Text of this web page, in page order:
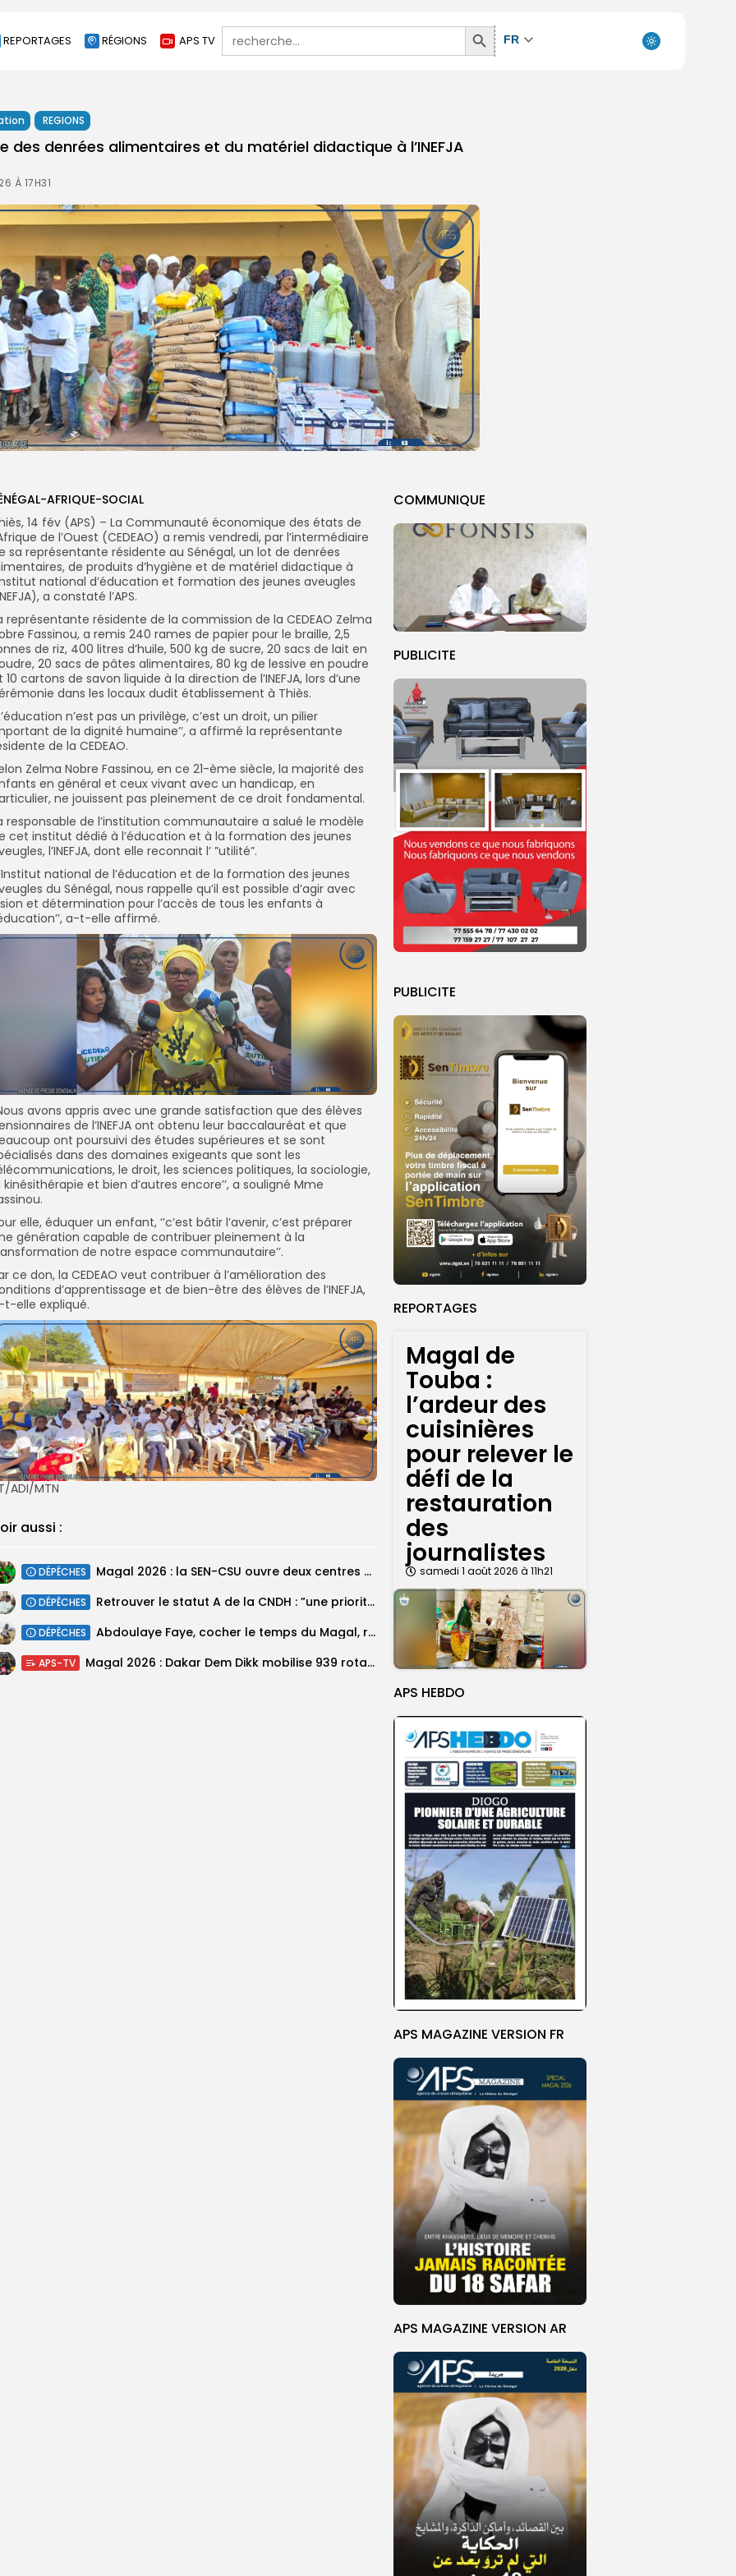
REPORTAGES RÉGIONS APS TV
Search
for:
Search
Button
FR
REGIONS
des denrées alimentaires et du matériel didactique à l’INEFJA
À 17H31
COMMUNIQUE
PUBLICITE
PUBLICITE
REPORTAGES
Magal de
Touba :
l’ardeur des
cuisinières
pour relever le
défi de la
restauration
des
journalistes
samedi 1 août 2026 à 11h21
APS HEBDO
APS MAGAZINE VERSION FR
APS MAGAZINE VERSION AR
AFRIQUE-SOCIAL
14 fév (APS) – La Communauté économique des états de
de l’Ouest (CEDEAO) a remis vendredi, par l’intermédiaire
sa représentante résidente au Sénégal, un lot de denrées
de produits d’hygiène et de matériel didactique à
national d’éducation et formation des jeunes aveugles
a constaté l’APS.
représentante résidente de la commission de la CEDEAO Zelma
Fassinou, a remis 240 rames de papier pour le braille, 2,5
de riz, 400 litres d’huile, 500 kg de sucre, 20 sacs de lait en
20 sacs de pâtes alimentaires, 80 kg de lessive en poudre
10 cartons de savon liquide à la direction de l’INEFJA, lors d’une
dans les locaux dudit établissement à Thiès.
n’est pas un privilège, c’est un droit, un pilier
de la dignité humaine’’, a affirmé la représentante
de la CEDEAO.
Zelma Nobre Fassinou, en ce 21-ème siècle, la majorité des
en général et ceux vivant avec un handicap, en
ne jouissent pas pleinement de ce droit fondamental.
responsable de l’institution communautaire a salué le modèle
cet institut dédié à l’éducation et à la formation des jeunes
l’INEFJA, dont elle reconnait l’ ”utilité”.
national de l’éducation et de la formation des jeunes
du Sénégal, nous rappelle qu’il est possible d’agir avec
et détermination pour l’accès de tous les enfants à
a-t-elle affirmé.
avons appris avec une grande satisfaction que des élèves
de l’INEFJA ont obtenu leur baccalauréat et que
ont poursuivi des études supérieures et se sont
dans des domaines exigeants que sont les
le droit, les sciences politiques, la sociologie,
kinésithérapie et bien d’autres encore’’, a souligné Mme
elle, éduquer un enfant, ‘’c’est bâtir l’avenir, c’est préparer
génération capable de contribuer pleinement à la
de notre espace communautaire’’.
ce don, la CEDEAO veut contribuer à l’amélioration des
d’apprentissage et de bien-être des élèves de l’INEFJA,
t-elle expliqué.
ADI/MTN
aussi :
DÉPÊCHES Magal 2026 : la SEN-CSU ouvre deux centres d’enrôlement à Touba
DÉPÊCHES Retrouver le statut A de la CNDH : ”une priorité nationale”, selon...
DÉPÊCHES Abdoulaye Faye, cocher le temps du Magal, rêve d’un lendemain meilleur
APS-TV Magal 2026 : Dakar Dem Dikk mobilise 939 rotations et transporte près...